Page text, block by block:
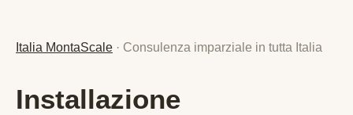
Italia MontaScale · Consulenza imparziale in tutta Italia
Installazione